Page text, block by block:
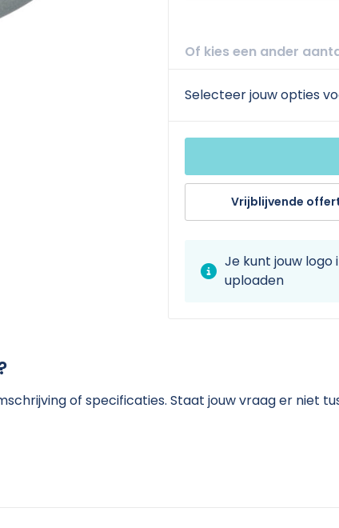
Of kies een ander
Selecteer jouw opties
Vrijblijvende
Je kunt jouw
uploaden
of specificaties. Staat jouw vraag er niet